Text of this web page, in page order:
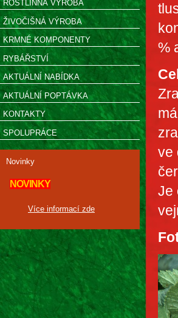
ROSTLINNÁ VÝROBA
ŽIVOČIŠNÁ VÝROBA
KRMNÉ KOMPONENTY
RYBÁŘSTVÍ
AKTUÁLNÍ NABÍDKA
AKTUÁLNÍ POPTÁVKA
KONTAKTY
SPOLUPRÁCE
Novinky
NOVINKY
Více informací zde
%
ve
Je